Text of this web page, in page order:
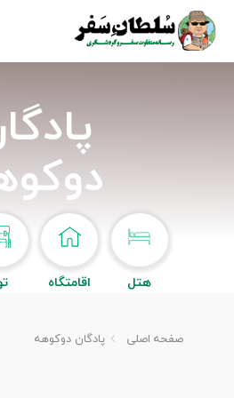
هتل اقامتگاه
صفحه اصلی پادگان دوکوهه